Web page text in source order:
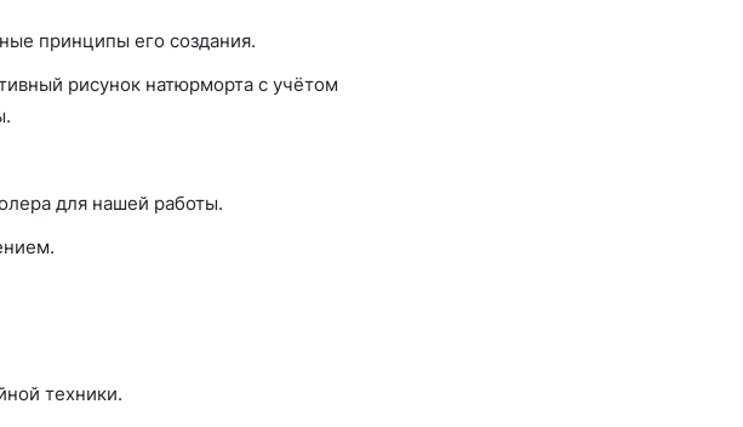
принципы его создания.
рисунок натюрморта с учётом
для нашей работы.
техники.